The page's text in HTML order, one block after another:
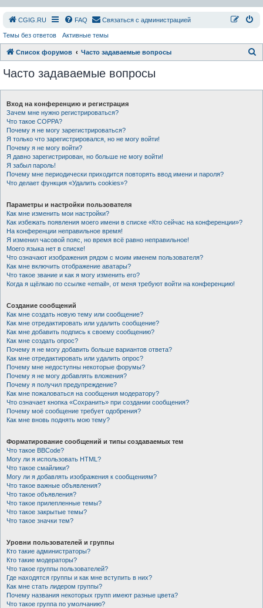
СGIG.RU FAQ Связаться с администрацией
Темы без ответов Активные темы
Список форумов Часто задаваемые вопросы
Часто задаваемые вопросы
Вход на конференцию и регистрация
Зачем мне нужно регистрироваться?
Что такое COPPA?
Почему я не могу зарегистрироваться?
Я только что зарегистрировался, но не могу войти!
Почему я не могу войти?
Я давно зарегистрирован, но больше не могу войти!
Я забыл пароль!
Почему мне периодически приходится повторять ввод имени и пароля?
Что делает функция «Удалить cookies»?
Параметры и настройки пользователя
Как мне изменить мои настройки?
Как избежать появления моего имени в списке «Кто сейчас на конференции»?
На конференции неправильное время!
Я изменил часовой пояс, но время всё равно неправильное!
Моего языка нет в списке!
Что означают изображения рядом с моим именем пользователя?
Как мне включить отображение аватары?
Что такое звание и как я могу изменить его?
Когда я щёлкаю по ссылке «email», от меня требуют войти на конференцию!
Создание сообщений
Как мне создать новую тему или сообщение?
Как мне отредактировать или удалить сообщение?
Как мне добавить подпись к своему сообщению?
Как мне создать опрос?
Почему я не могу добавить больше вариантов ответа?
Как мне отредактировать или удалить опрос?
Почему мне недоступны некоторые форумы?
Почему я не могу добавлять вложения?
Почему я получил предупреждение?
Как мне пожаловаться на сообщения модератору?
Что означает кнопка «Сохранить» при создании сообщения?
Почему моё сообщение требует одобрения?
Как мне вновь поднять мою тему?
Форматирование сообщений и типы создаваемых тем
Что такое BBCode?
Могу ли я использовать HTML?
Что такое смайлики?
Могу ли я добавлять изображения к сообщениям?
Что такое важные объявления?
Что такое объявления?
Что такое прилепленные темы?
Что такое закрытые темы?
Что такое значки тем?
Уровни пользователей и группы
Кто такие администраторы?
Кто такие модераторы?
Что такое группы пользователей?
Где находятся группы и как мне вступить в них?
Как мне стать лидером группы?
Почему названия некоторых групп имеют разные цвета?
Что такое группа по умолчанию?